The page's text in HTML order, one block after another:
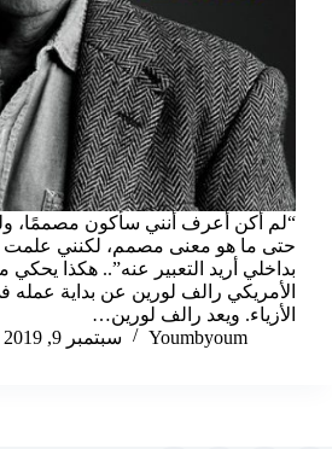
“لم أكن أعرف أنني سأكون مصممًا،
حتى ما هو معنى مصمم، لكنني علمت
بداخلي أريد التعبير عنه”.. هكذا يحكي
الأمريكي رالف لورين عن بداية
الأزياء. ويعد رالف لورين…
Youmbyoum
سبتمبر 9, 2019